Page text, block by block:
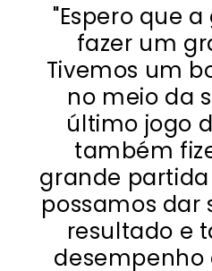
"Espero que
fazer um
Tivemos um
no meio da
último jogo
também
grande
possamos dar
resultado e
desempenho